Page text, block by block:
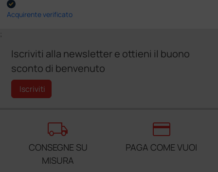
Acquirente verificato
;
Iscriviti alla newsletter e ottieni il buono
sconto di benvenuto
Iscriviti
local_shipping
CONSEGNE SU
MISURA
credit_card
PAGA COME VUOI